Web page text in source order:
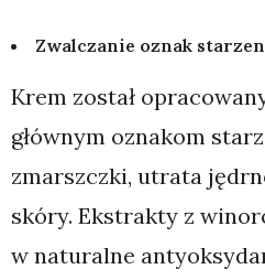
Zwalczanie oznak
Krem został
głównym oznakom
zmarszczki, utrata
skóry. Ekstrakty z
w naturalne